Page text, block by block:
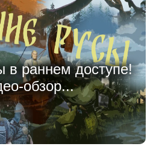
в раннем доступе!
обзор...